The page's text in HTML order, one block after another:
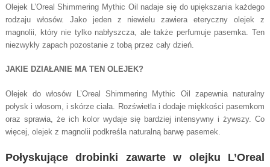
Olejek L’Oreal Shimmering Mythic Oil nadaje się do upiększania każdego
rodzaju włosów. Jako jeden z niewielu zawiera eteryczny olejek z
magnolii, który nie tylko nabłyszcza, ale także perfumuje pasemka. Ten
niezwykły zapach pozostanie z tobą przez cały dzień.
JAKIE DZIAŁANIE MA TEN OLEJEK?
Olejek do włosów L’Oreal Shimmering Mythic Oil zapewnia naturalny
połysk i włosom, i skórze ciała. Rozświetla i dodaje miękkości pasemkom
oraz sprawia, że ich kolor wydaje się bardziej intensywny i żywszy. Co
więcej, olejek z magnolii podkreśla naturalną barwę pasemek.
Połyskujące drobinki zawarte w olejku L’Oreal